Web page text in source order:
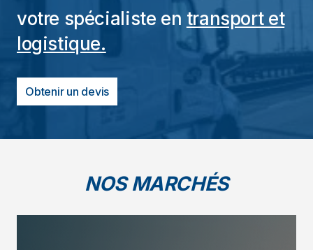
votre spécialiste en transport et
logistique.
Obtenir un devis
NOS MARCHÉS